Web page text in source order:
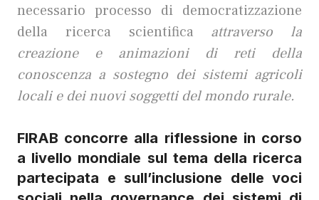
necessario processo di democratizzazione
della ricerca scientifica attraverso la
creazione e animazioni di reti della
conoscenza a sostegno dei sistemi agricoli
locali e dei nuovi soggetti del mondo rurale.
FIRAB concorre alla riflessione in corso
a livello mondiale sul tema della ricerca
partecipata e sull’inclusione delle voci